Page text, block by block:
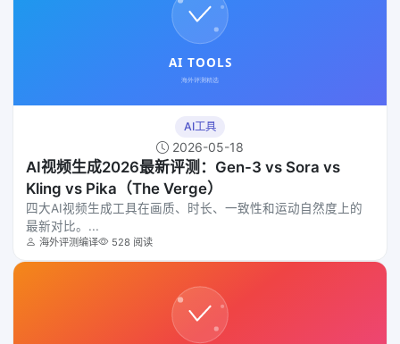
AI工具
2026-05-18
AI视频生成2026最新评测：Gen-3 vs Sora vs
Kling vs Pika（The Verge）
四大AI视频生成工具在画质、时长、一致性和运动自然度上的
最新对比。...
海外评测编译 528 阅读